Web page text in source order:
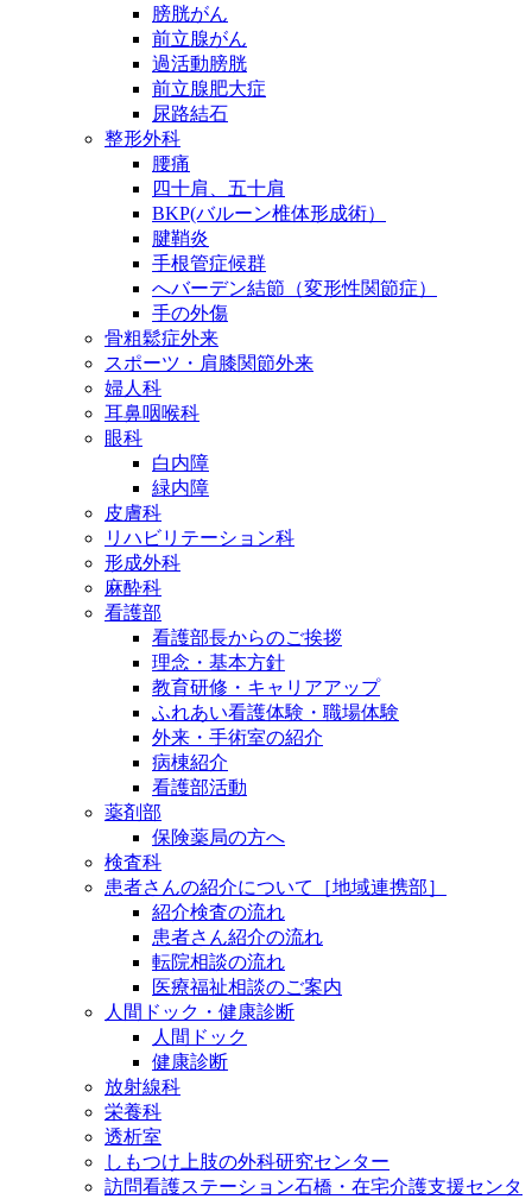
膀胱がん
前立腺がん
過活動膀胱
前立腺肥大症
尿路結石
整形外科
腰痛
四十肩、五十肩
BKP(バルーン椎体形成術）
腱鞘炎
手根管症候群
へバーデン結節（変形性関節症）
手の外傷
骨粗鬆症外来
スポーツ・肩膝関節外来
婦人科
耳鼻咽喉科
眼科
白内障
緑内障
皮膚科
リハビリテーション科
形成外科
麻酔科
看護部
看護部長からのご挨拶
理念・基本方針
教育研修・キャリアアップ
ふれあい看護体験・職場体験
外来・手術室の紹介
病棟紹介
看護部活動
薬剤部
保険薬局の方へ
検査科
患者さんの紹介について［地域連携部］
紹介検査の流れ
患者さん紹介の流れ
転院相談の流れ
医療福祉相談のご案内
人間ドック・健康診断
人間ドック
健康診断
放射線科
栄養科
透析室
しもつけ上肢の外科研究センター
訪問看護ステーション石橋・在宅介護支援センタ